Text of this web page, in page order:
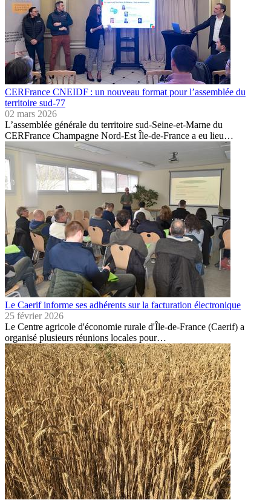
CERFrance CNEIDF : un nouveau format pour l’assemblée du
territoire sud-77
02 mars 2026
L’assemblée générale du territoire sud-Seine-et-Marne du
CERFrance Champagne Nord-Est Île-de-France a eu lieu…
Le Caerif informe ses adhérents sur la facturation électronique
25 février 2026
Le Centre agricole d'économie rurale d'Île-de-France (Caerif) a
organisé plusieurs réunions locales pour…